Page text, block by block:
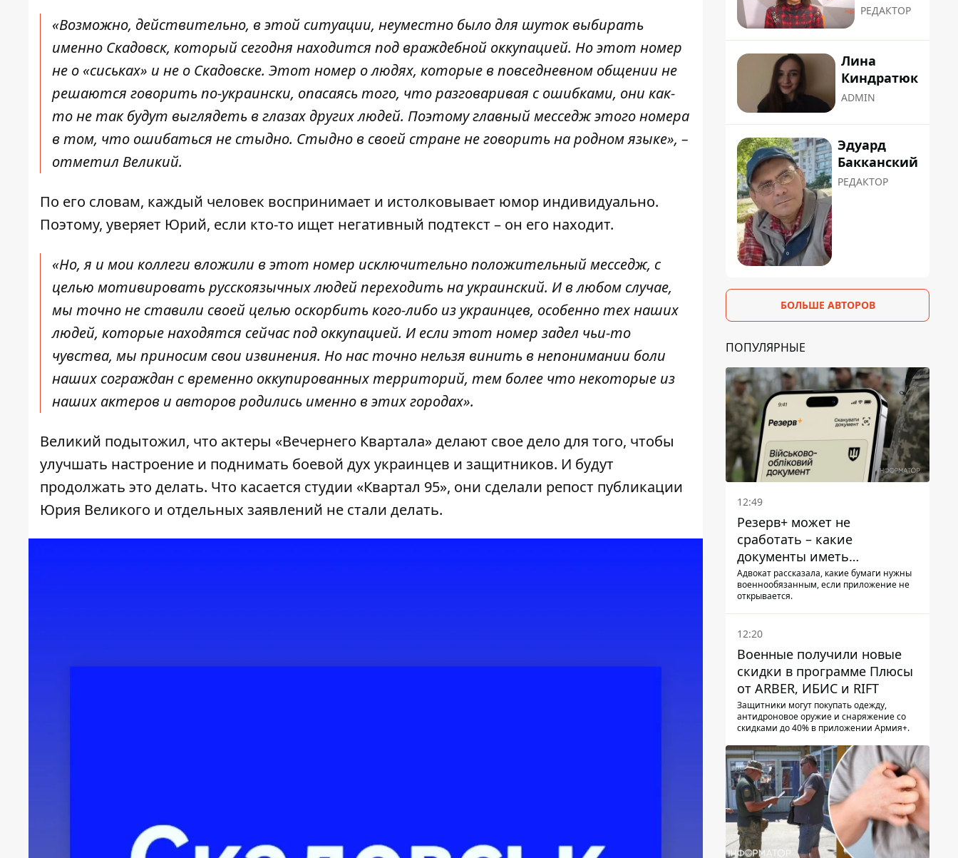
«Возможно, действительно, в этой ситуации, неуместно было для шуток выбирать
именно Скадовск, который сегодня находится под враждебной оккупацией. Но этот номер
не о «сиськах» и не о Скадовске. Этот номер о людях, которые в повседневном общении не
решаются говорить по-украински, опасаясь того, что разговаривая с ошибками, они как-
то не так будут выглядеть в глазах других людей. Поэтому главный месседж этого номера
в том, что ошибаться не стыдно. Стыдно в своей стране не говорить на родном языке», –
отметил Великий.
По его словам, каждый человек воспринимает и истолковывает юмор индивидуально.
Поэтому, уверяет Юрий, если кто-то ищет негативный подтекст – он его находит.
«Но, я и мои коллеги вложили в этот номер исключительно положительный месседж, с
целью мотивировать русскоязычных людей переходить на украинский. И в любом случае,
мы точно не ставили своей целью оскорбить кого-либо из украинцев, особенно тех наших
людей, которые находятся сейчас под оккупацией. И если этот номер задел чьи-то
чувства, мы приносим свои извинения. Но нас точно нельзя винить в непонимании боли
наших сограждан с временно оккупированных территорий, тем более что некоторые из
наших актеров и авторов родились именно в этих городах».
Великий подытожил, что актеры «Вечернего Квартала» делают свое дело для того, чтобы
улучшать настроение и поднимать боевой дух украинцев и защитников. И будут
продолжать это делать. Что касается студии «Квартал 95», они сделали репост публикации
Юрия Великого и отдельных заявлений не стали делать.
РЕДАКТОР
Лина
Киндратюк
ADMIN
Эдуард
Бакканский
РЕДАКТОР
БОЛЬШЕ АВТОРОВ
ПОПУЛЯРНЫЕ
12:49
Резерв+ может не
сработать – какие
документы иметь
мужчинам, чтобы не
попасть в ТЦК
Адвокат рассказала, какие бумаги нужны
военнообязанным, если приложение не
открывается.
12:20
Военные получили новые
скидки в программе Плюсы
от ARBER, ИБИС и RIFT
Защитники могут покупать одежду,
антидроновое оружие и снаряжение со
скидками до 40% в приложении Армия+.